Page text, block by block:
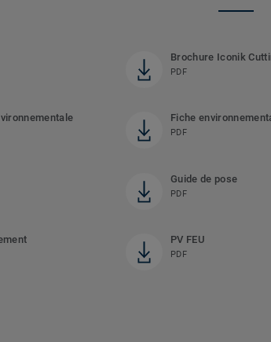
Brochure Iconik
PDF
Fiche
PDF
Guide de pose
PDF
PV FEU
PDF